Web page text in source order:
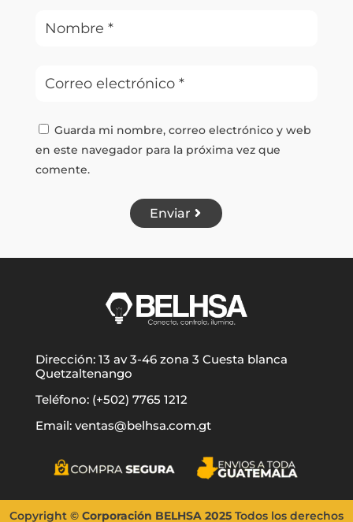
Guarda mi nombre, correo electrónico y web
en este navegador para la próxima vez que
comente.
Enviar
Dirección: 13 av 3-46 zona 3 Cuesta blanca
Quetzaltenango
Teléfono: (+502) 7765 1212
Email: ventas@belhsa.com.gt
Copyright © Corporación BELHSA 2025 Todos los derechos